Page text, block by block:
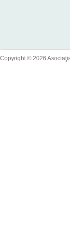
Copyright © 2026